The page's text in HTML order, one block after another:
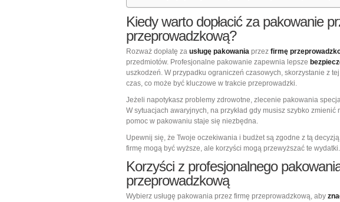
Kiedy warto dopłacić za pakowanie
przeprowadzkową?
Rozważ dopłatę za usługę pakowania przez firmę
przedmiotów. Profesjonalne pakowanie zapewnia lepsze
uszkodzeń. W przypadku ograniczeń czasowych, skorzystanie z
czas, co może być kluczowe w trakcie przeprowadzki.
Jeżeli napotykasz problemy zdrowotne, zlecenie pakowania
W sytuacjach awaryjnych, na przykład gdy musisz szybko
pomoc w pakowaniu staje się niezbędna.
Upewnij się, że Twoje oczekiwania i budżet są zgodne z tą
firmę mogą być wyższe, ale korzyści mogą przewyższać te wydatki.
Korzyści z profesjonalnego
przeprowadzkową
Wybierz usługę pakowania przez firmę przeprowadzkową, aby